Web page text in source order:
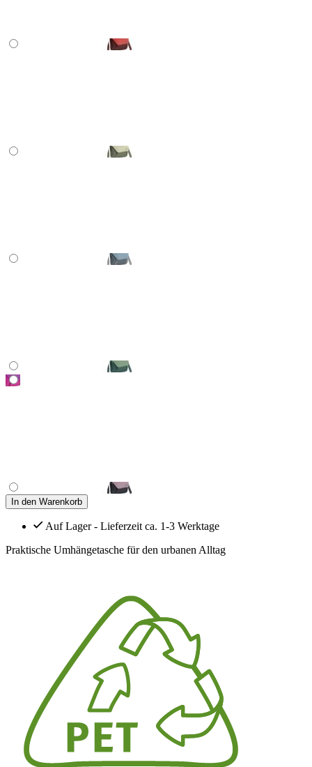
In den Warenkorb
Auf Lager - Lieferzeit ca. 1-3 Werktage
Praktische Umhängetasche für den urbanen Alltag